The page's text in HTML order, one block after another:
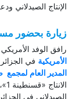
الإنتاج الصيدلاني
زيارة بحضور
رافق الوفد الأمريكي
الأمريكية في
المدير العام لمجمع
الصيدلاني في